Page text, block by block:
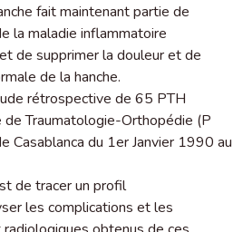
fait maintenant partie de
la maladie inflammatoire
de supprimer la douleur et de
de la hanche.
rétrospective de 65 PTH
Traumatologie-Orthopédie (P
Casablanca du 1er Janvier 1990 au
de tracer un profil
les complications et les